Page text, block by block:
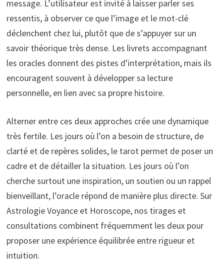
message. L’utilisateur est invité à laisser parler ses
ressentis, à observer ce que l’image et le mot-clé
déclenchent chez lui, plutôt que de s’appuyer sur un
savoir théorique très dense. Les livrets accompagnant
les oracles donnent des pistes d’interprétation, mais ils
encouragent souvent à développer sa lecture
personnelle, en lien avec sa propre histoire.
Alterner entre ces deux approches crée une dynamique
très fertile. Les jours où l’on a besoin de structure, de
clarté et de repères solides, le tarot permet de poser un
cadre et de détailler la situation. Les jours où l’on
cherche surtout une inspiration, un soutien ou un rappel
bienveillant, l’oracle répond de manière plus directe. Sur
Astrologie Voyance et Horoscope, nos tirages et
consultations combinent fréquemment les deux pour
proposer une expérience équilibrée entre rigueur et
intuition.